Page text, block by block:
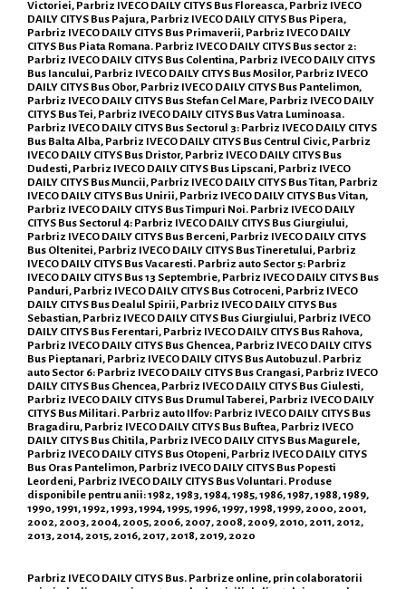
Victoriei, Parbriz IVECO DAILY CITYS Bus Floreasca, Parbriz IVECO
DAILY CITYS Bus Pajura, Parbriz IVECO DAILY CITYS Bus Pipera,
Parbriz IVECO DAILY CITYS Bus Primaverii, Parbriz IVECO DAILY
CITYS Bus Piata Romana. Parbriz IVECO DAILY CITYS Bus sector 2:
Parbriz IVECO DAILY CITYS Bus Colentina, Parbriz IVECO DAILY CITYS
Bus Iancului, Parbriz IVECO DAILY CITYS Bus Mosilor, Parbriz IVECO
DAILY CITYS Bus Obor, Parbriz IVECO DAILY CITYS Bus Pantelimon,
Parbriz IVECO DAILY CITYS Bus Stefan Cel Mare, Parbriz IVECO DAILY
CITYS Bus Tei, Parbriz IVECO DAILY CITYS Bus Vatra Luminoasa.
Parbriz IVECO DAILY CITYS Bus Sectorul 3: Parbriz IVECO DAILY CITYS
Bus Balta Alba, Parbriz IVECO DAILY CITYS Bus Centrul Civic, Parbriz
IVECO DAILY CITYS Bus Dristor, Parbriz IVECO DAILY CITYS Bus
Dudesti, Parbriz IVECO DAILY CITYS Bus Lipscani, Parbriz IVECO
DAILY CITYS Bus Muncii, Parbriz IVECO DAILY CITYS Bus Titan, Parbriz
IVECO DAILY CITYS Bus Unirii, Parbriz IVECO DAILY CITYS Bus Vitan,
Parbriz IVECO DAILY CITYS Bus Timpuri Noi. Parbriz IVECO DAILY
CITYS Bus Sectorul 4: Parbriz IVECO DAILY CITYS Bus Giurgiului,
Parbriz IVECO DAILY CITYS Bus Berceni, Parbriz IVECO DAILY CITYS
Bus Oltenitei, Parbriz IVECO DAILY CITYS Bus Tineretului, Parbriz
IVECO DAILY CITYS Bus Vacaresti. Parbriz auto Sector 5: Parbriz
IVECO DAILY CITYS Bus 13 Septembrie, Parbriz IVECO DAILY CITYS Bus
Panduri, Parbriz IVECO DAILY CITYS Bus Cotroceni, Parbriz IVECO
DAILY CITYS Bus Dealul Spirii, Parbriz IVECO DAILY CITYS Bus
Sebastian, Parbriz IVECO DAILY CITYS Bus Giurgiului, Parbriz IVECO
DAILY CITYS Bus Ferentari, Parbriz IVECO DAILY CITYS Bus Rahova,
Parbriz IVECO DAILY CITYS Bus Ghencea, Parbriz IVECO DAILY CITYS
Bus Pieptanari, Parbriz IVECO DAILY CITYS Bus Autobuzul. Parbriz
auto Sector 6: Parbriz IVECO DAILY CITYS Bus Crangasi, Parbriz IVECO
DAILY CITYS Bus Ghencea, Parbriz IVECO DAILY CITYS Bus Giulesti,
Parbriz IVECO DAILY CITYS Bus Drumul Taberei, Parbriz IVECO DAILY
CITYS Bus Militari. Parbriz auto Ilfov: Parbriz IVECO DAILY CITYS Bus
Bragadiru, Parbriz IVECO DAILY CITYS Bus Buftea, Parbriz IVECO
DAILY CITYS Bus Chitila, Parbriz IVECO DAILY CITYS Bus Magurele,
Parbriz IVECO DAILY CITYS Bus Otopeni, Parbriz IVECO DAILY CITYS
Bus Oras Pantelimon, Parbriz IVECO DAILY CITYS Bus Popesti
Leordeni, Parbriz IVECO DAILY CITYS Bus Voluntari. Produse
disponibile pentru anii: 1982, 1983, 1984, 1985, 1986, 1987, 1988, 1989,
1990, 1991, 1992, 1993, 1994, 1995, 1996, 1997, 1998, 1999, 2000, 2001,
2002, 2003, 2004, 2005, 2006, 2007, 2008, 2009, 2010, 2011, 2012,
2013, 2014, 2015, 2016, 2017, 2018, 2019, 2020
Parbriz IVECO DAILY CITYS Bus. Parbrize online, prin colaboratorii